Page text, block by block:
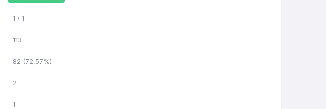
1 / 1
113
82 (72,57%)
2
1